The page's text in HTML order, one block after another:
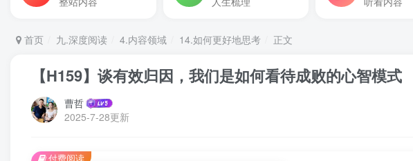
首页 九.深度阅读 4.内容领域 14.如何更好地思考 正文
【H159】谈有效归因，我们是如何看待成败的心智模式
曹哲
2025-7-28更新
付费阅读